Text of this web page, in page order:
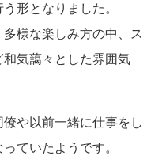
形となりました。
様な楽しみ方の中、ス
和気藹々とした雰囲気
や以前一緒に仕事をし
ていたようです。